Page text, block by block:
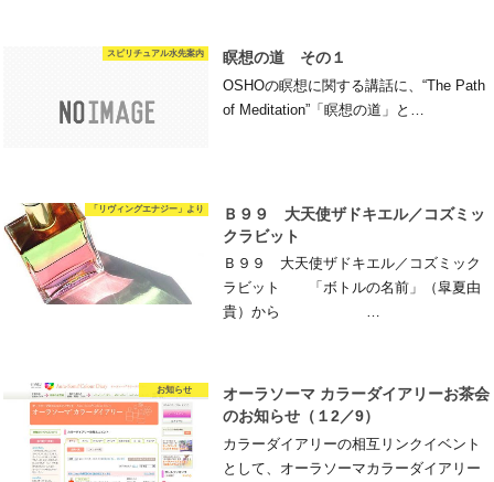
スピリチュアル水先案内 瞑想の道 その１
OSHOの瞑想に関する講話に、“The Path
of Meditation”「瞑想の道」と…
「リヴィングエナジー」より
Ｂ９９ 大天使ザドキエル／コズミッ
クラビット
Ｂ９９ 大天使ザドキエル／コズミック
ラビット 「ボトルの名前」（皐夏由
貴）から …
お知らせ
オーラソーマ カラーダイアリーお茶会
のお知らせ（１2／9）
カラーダイアリーの相互リンクイベント
として、オーラソーマカラーダイアリー